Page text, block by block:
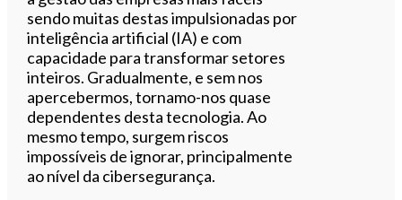
sendo muitas destas impulsionadas por
inteligência artificial (IA) e com
capacidade para transformar setores
inteiros. Gradualmente, e sem nos
apercebermos, tornamo-nos quase
dependentes desta tecnologia. Ao
mesmo tempo, surgem riscos
impossíveis de ignorar, principalmente
ao nível da cibersegurança.